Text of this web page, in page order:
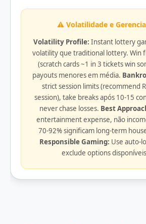
⚠️ Volatilidade e
Volatility Profile: Instant lottery
volatility que traditional lottery. Win
(scratch cards ~1 in 3 tickets win
payouts menores em média.
strict session limits (recommend
session), take breaks após 10-15
never chase losses. Best
entertainment expense, não
70-92% significam long-term
Responsible Gaming: Use auto-
exclude options